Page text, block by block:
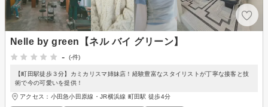
Nelle by green【ネル バイ グリーン】
-
(-件)
【町田駅徒歩３分】カミカリスマ姉妹店！経験豊富なスタイリストが丁寧な接客と技
術で今の可愛いを提供！
アクセス：小田急小田原線・JR横浜線 町田駅 徒歩4分